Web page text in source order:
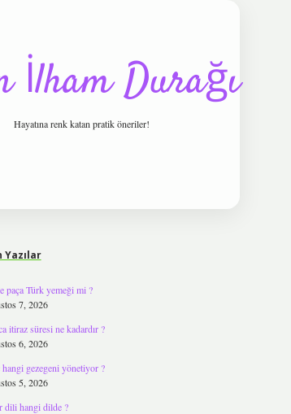
İlham Durağı
Hayatına renk katan pratik öneriler!
Yazılar
paça Türk yemeği mi ?
7, 2026
itiraz süresi ne kadardır ?
6, 2026
gezegeni yönetiyor ?
5, 2026
dili hangi dilde ?